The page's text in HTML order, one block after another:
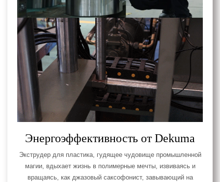
Энергоэффективность от Dekuma
Экструдер для пластика, гудящее чудовище промышленной
магии, вдыхает жизнь в полимерные мечты, извиваясь и
вращаясь, как джазовый саксофонист, завывающий на